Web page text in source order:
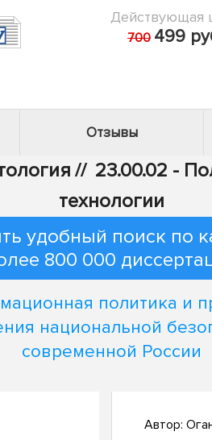
Действующая
700 499
Отзывы
// 23.00.02 -
технологии
удобный поиск по
800 000
политика и
национальной
современной России
Автор: